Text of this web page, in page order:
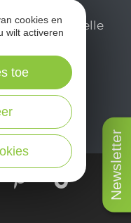
Newsletter
mensuelle
profiter
Aveyron.
cookies en
wilt activeren
toe